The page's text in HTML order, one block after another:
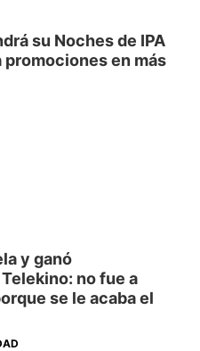
su Noches de IPA
promociones en más
y ganó
no fue a
se le acaba el